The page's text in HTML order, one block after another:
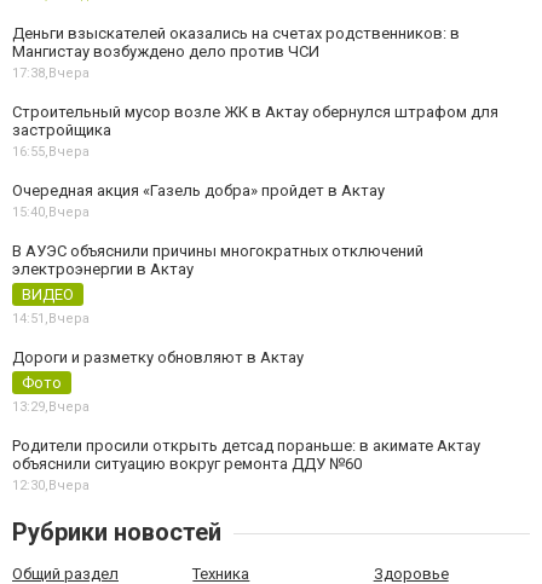
Деньги взыскателей оказались на счетах родственников: в
Мангистау возбуждено дело против ЧСИ
17:38,Вчера
Строительный мусор возле ЖК в Актау обернулся штрафом для
застройщика
16:55,Вчера
Очередная акция «Газель добра» пройдет в Актау
15:40,Вчера
В АУЭС объяснили причины многократных отключений
электроэнергии в Актау
ВИДЕО
14:51,Вчера
Дороги и разметку обновляют в Актау
Фото
13:29,Вчера
Родители просили открыть детсад пораньше: в акимате Актау
объяснили ситуацию вокруг ремонта ДДУ №60
12:30,Вчера
Рубрики новостей
Общий раздел Техника Здоровье